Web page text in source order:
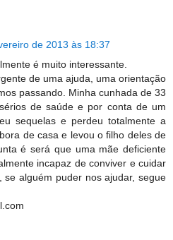
de 2013 às 18:37
é muito interessante.
de uma ajuda, uma orientação
passando. Minha cunhada de 33
de saúde e por conta de um
sequelas e perdeu totalmente a
de casa e levou o filho deles de
é será que uma mãe deficiente
incapaz de conviver e cuidar
se alguém puder nos ajudar, segue